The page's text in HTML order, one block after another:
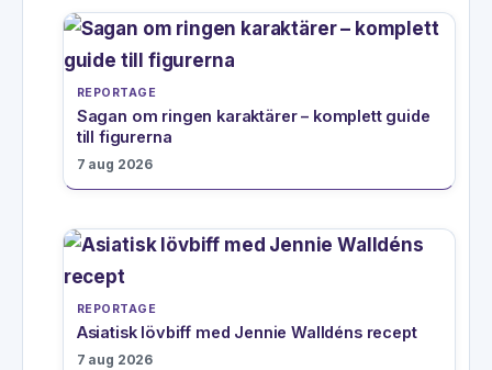
REPORTAGE
Sagan om ringen karaktärer – komplett guide
till figurerna
7 aug 2026
REPORTAGE
Asiatisk lövbiff med Jennie Walldéns recept
7 aug 2026